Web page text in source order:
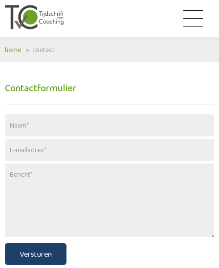
home contact
Contactformulier